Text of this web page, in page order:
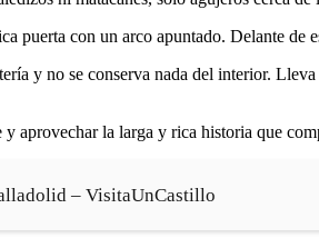
puerta con un arco apuntado. Delante de
y no se conserva nada del interior.
aprovechar la larga y rica historia que
– VisitaUnCastillo